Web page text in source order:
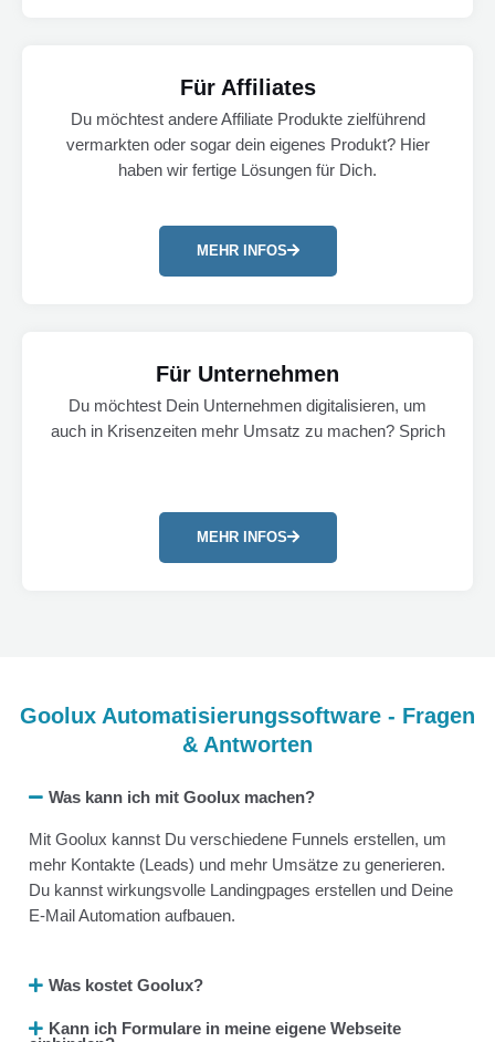
Für Affiliates
Du möchtest andere Affiliate Produkte zielführend
vermarkten oder sogar dein eigenes Produkt? Hier
haben wir fertige Lösungen für Dich.
MEHR INFOS
Für Unternehmen
Du möchtest Dein Unternehmen digitalisieren, um
auch in Krisenzeiten mehr Umsatz zu machen? Sprich
MEHR INFOS
Goolux Automatisierungssoftware - Fragen
& Antworten
Was kann ich mit Goolux machen?
Mit Goolux kannst Du verschiedene Funnels erstellen, um
mehr Kontakte (Leads) und mehr Umsätze zu generieren.
Du kannst wirkungsvolle Landingpages erstellen und Deine
E-Mail Automation aufbauen.
Was kostet Goolux?
Kann ich Formulare in meine eigene Webseite